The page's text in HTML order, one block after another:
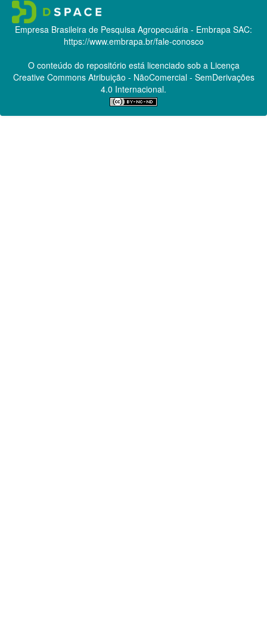
Empresa Brasileira de Pesquisa Agropecuária - Embrapa SAC:
https://www.embrapa.br/fale-conosco
O conteúdo do repositório está licenciado sob a Licença
Creative CommonsAtribuição - NãoComercial - SemDerivações
4.0 Internacional.